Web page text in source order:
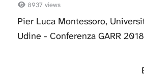
8937 views
Pier Luca Montessoro,
Udine - Conferenza GARR 2018